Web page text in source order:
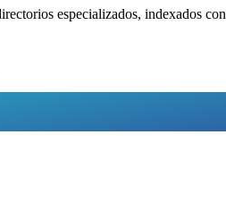
especializados, indexados